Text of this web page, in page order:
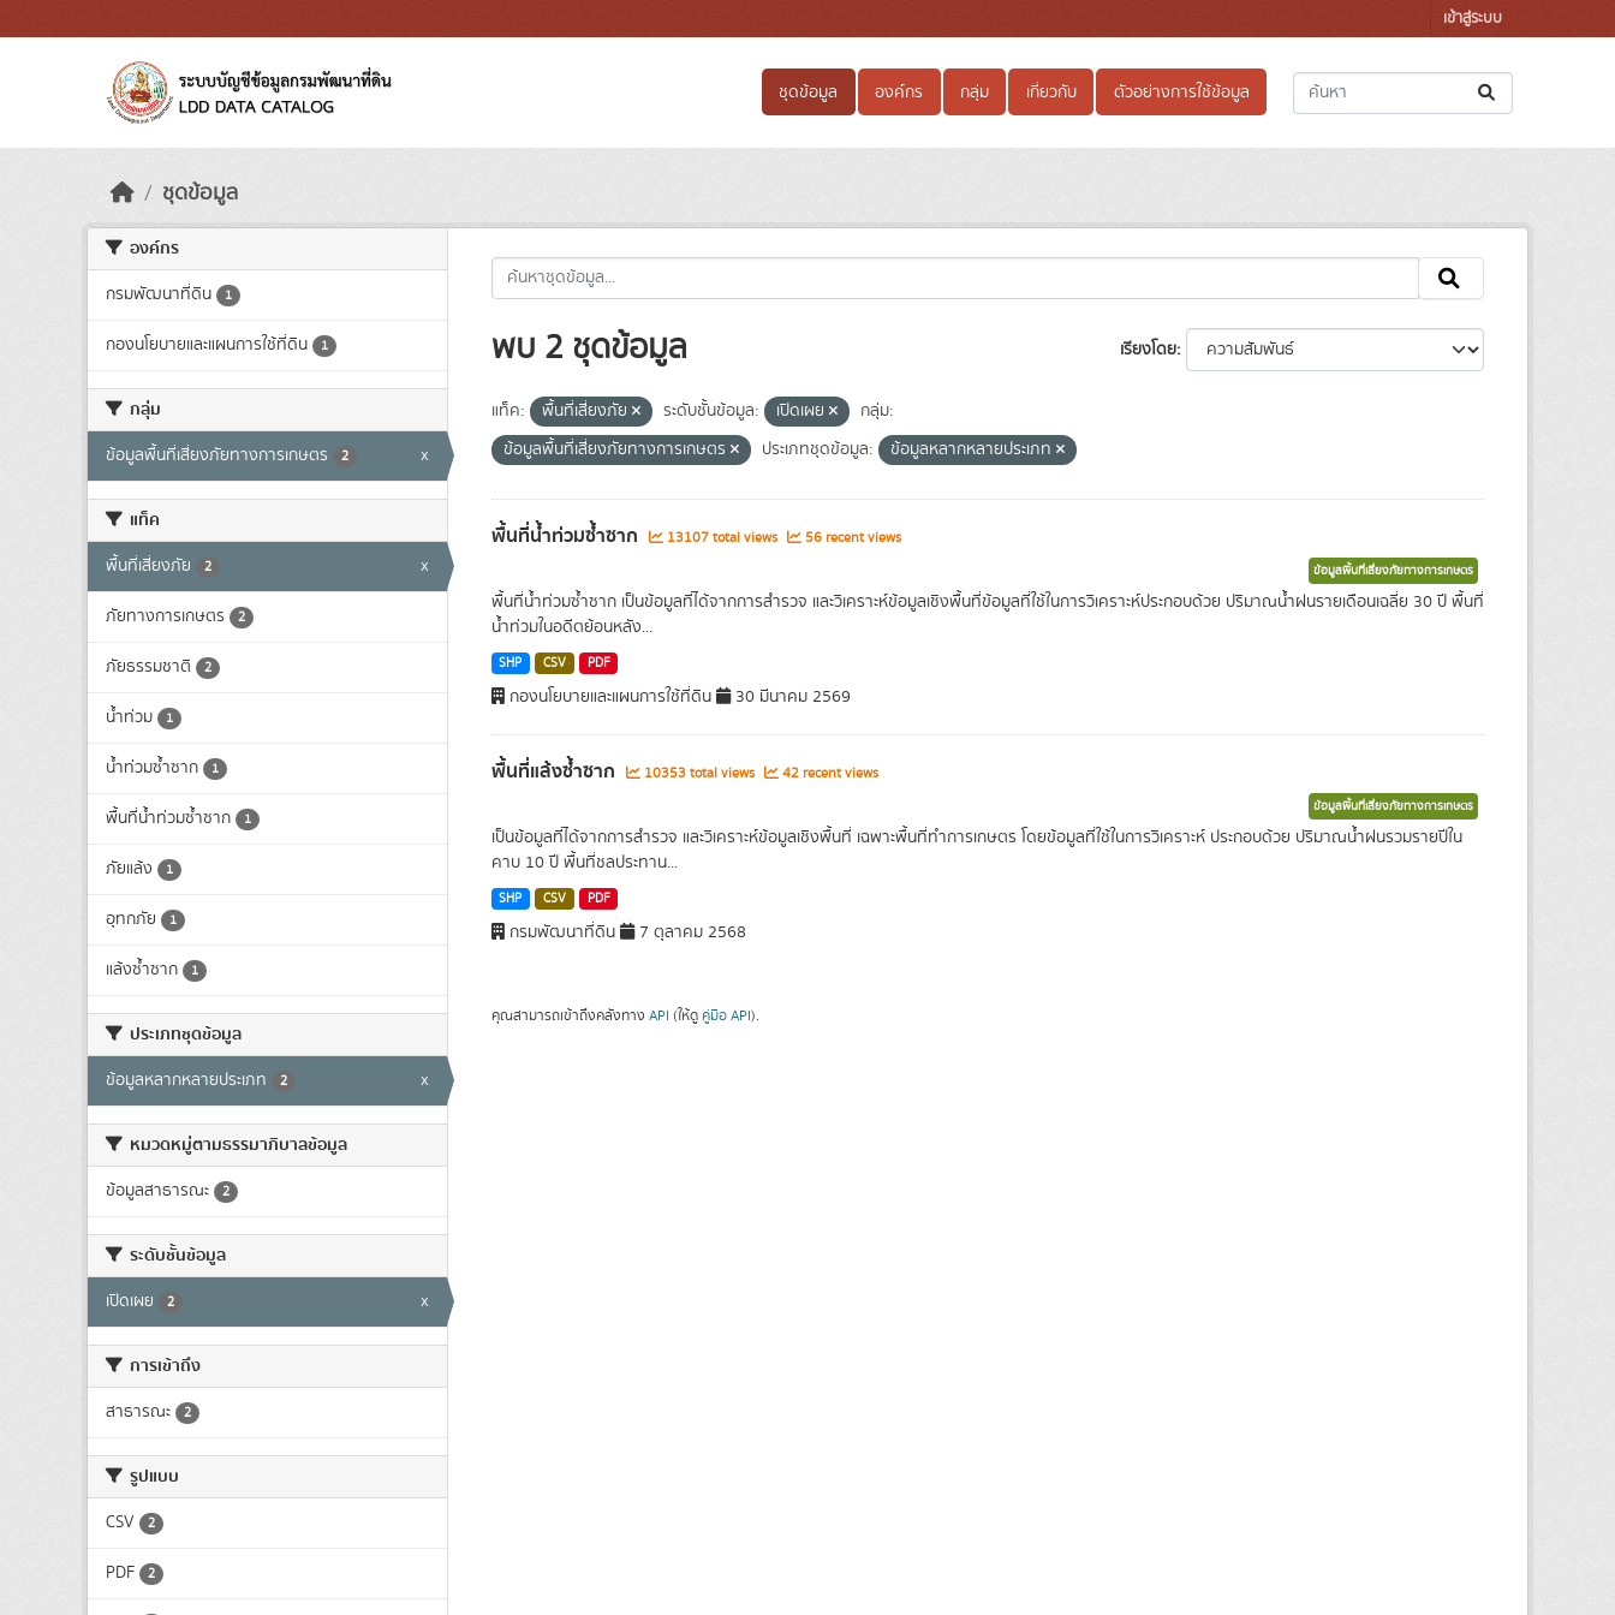
เข้าสู่ระบบ
ชุดข้อมูล องค์กร กลุ่ม เกี่ยวกับ ตัวอย่างการใช้ข้อมูล
ชุดข้อมูล
องค์กร
กรมพัฒนาที่ดิน 1
กองนโยบายและแผนการใช้ที่ดิน 1
กลุ่ม
ข้อมูลพื้นที่เสี่ยงภัยทางการเกษตร 2 x
แท็ค
พื้นที่เสี่ยงภัย 2 x
ภัยทางการเกษตร 2
ภัยธรรมชาติ 2
น้ำท่วม 1
น้ำท่วมซ้ำซาก 1
พื้นที่น้ำท่วมซ้ำซาก 1
ภัยแล้ง 1
อุทกภัย 1
แล้งซ้ำซาก 1
ประเภทชุดข้อมูล
ข้อมูลหลากหลายประเภท 2 x
หมวดหมู่ตามธรรมาภิบาลข้อมูล
ข้อมูลสาธารณะ 2
ระดับชั้นข้อมูล
เปิดเผย 2 x
การเข้าถึง
สาธารณะ 2
รูปแบบ
CSV 2
PDF 2
เรียงโดย
พบ 2 ชุดข้อมูล
แท็ค: พื้นที่เสี่ยงภัย ระดับชั้นข้อมูล: เปิดเผย
กลุ่ม:
ข้อมูลพื้นที่เสี่ยงภัยทางการเกษตร
ประเภทชุดข้อมูล: ข้อมูลหลากหลายประเภท
พื้นที่น้ำท่วมซ้ำซาก 13107 total views 56 recent views
ข้อมูลพื้นที่เสี่ยงภัยทางการเกษตร
พื้นที่น้ำท่วมซ้ำซาก เป็นข้อมูลที่ได้จากการสำรวจ และวิเคราะห์ข้อมูลเชิงพื้นที่ข้อมูลที่ใช้ในการวิเคราะห์ประกอบด้วย ปริมาณน้ำฝนรายเดือนเฉลี่ย 30 ปี พื้นที่
น้ำท่วมในอดีตย้อนหลัง...
SHP CSV PDF
กองนโยบายและแผนการใช้ที่ดิน 30 มีนาคม 2569
พื้นที่แล้งซ้ำซาก 10353 total views 42 recent views
ข้อมูลพื้นที่เสี่ยงภัยทางการเกษตร
เป็นข้อมูลที่ได้จากการสำรวจ และวิเคราะห์ข้อมูลเชิงพื้นที่ เฉพาะพื้นที่ทำการเกษตร โดยข้อมูลที่ใช้ในการวิเคราะห์ ประกอบด้วย ปริมาณน้ำฝนรวมรายปีใน
คาบ 10 ปี พื้นที่ชลประทาน...
SHP CSV PDF
กรมพัฒนาที่ดิน 7 ตุลาคม 2568
คุณสามารถเข้าถึงคลังทาง API (ให้ดู คู่มือ API).